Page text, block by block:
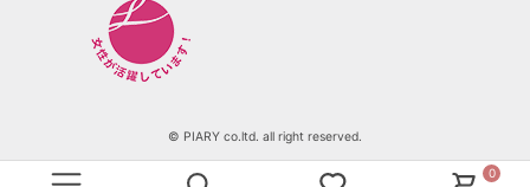
0
© PIARY co.ltd. all right reserved.